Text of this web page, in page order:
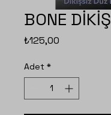
BONE
₺125,00
Adet *